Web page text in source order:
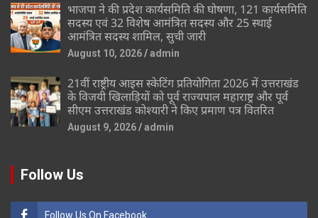
भाजपा ने की प्रदेश कार्यसमिति की घोषणा, 121 कार्यसमिति
सदस्य एवं 32 विशेष आमंत्रित सदस्य और 25 स्थाई
आमंत्रित सदस्य शामिल, सुची जारी
August 10, 2026 admin
21वीं राष्ट्रीय आइस स्केटिंग प्रतियोगिता 2026 में उत्तराखंड
के विजयी खिलाड़ियों को पूर्व राज्यपाल महाराष्ट्र और पूर्व
सीएम उत्तराखंड कोश्यारी ने किए प्रमाण पत्र वितरित
August 9, 2026 admin
Follow Us
Follow Us On Facebook